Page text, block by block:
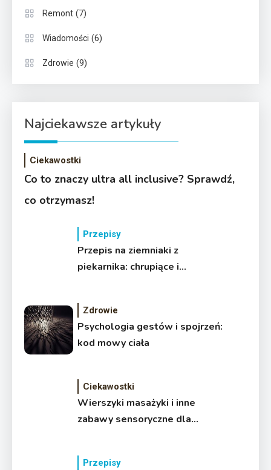
Remont (7)
Wiadomości (6)
Zdrowie (9)
Najciekawsze artykuły
Ciekawostki
Co to znaczy ultra all inclusive? Sprawdź,
co otrzymasz!
Przepisy
Przepis na ziemniaki z
piekarnika: chrupiące i
Zdrowie
Psychologia gestów i spojrzeń:
kod mowy ciała
Ciekawostki
Wierszyki masażyki i inne
zabawy sensoryczne dla
Przepisy